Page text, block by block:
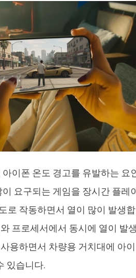
이폰 온도 경고를 유발하는 요
요구되는 게임을 장시간 플레
로 작동하면서 열이 많이 발생
프로세서에서 동시에 열이 발
용하면서 차량용 거치대에 아
있습니다.